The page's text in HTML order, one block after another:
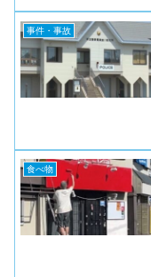
事件・事故
食べ物